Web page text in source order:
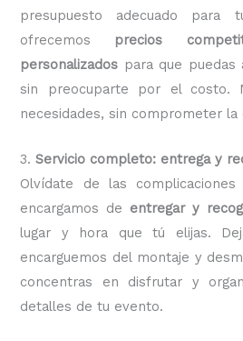
presupuesto adecuado para
ofrecemos precios
personalizados para que puedas
sin preocuparte por el costo.
necesidades, sin comprometer la
3.Servicio completo: entrega y
Olvídate de las
encargamos de entregar y
lugar y hora que tú elijas.
encarguemos del montaje y
concentras en disfrutar y
detalles de tu evento.